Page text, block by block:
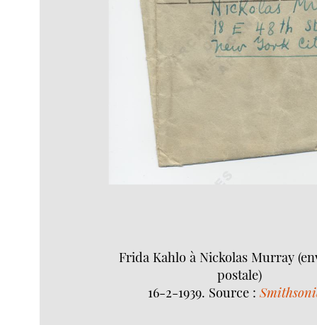
Frida Kahlo à Nickolas Murray
postale)
16-2-1939. Source :